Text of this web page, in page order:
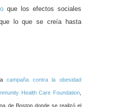
que los efectos sociales
lo que se creía hasta
campaña contra la obesidad
Health Care Foundation
de Boston donde se realizó el